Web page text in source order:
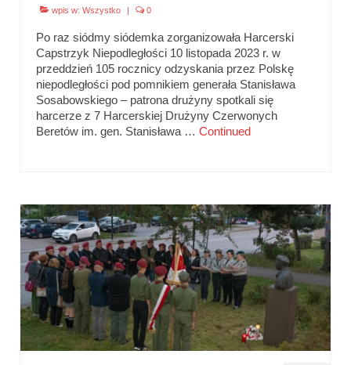
wpis w: Wszystko | 0
Po raz siódmy siódemka zorganizowała Harcerski
Capstrzyk Niepodległości 10 listopada 2023 r. w
przeddzień 105 rocznicy odzyskania przez Polskę
niepodległości pod pomnikiem generała Stanisława
Sosabowskiego – patrona drużyny spotkali się
harcerze z 7 Harcerskiej Drużyny Czerwonych
Beretów im. gen. Stanisława … Continued